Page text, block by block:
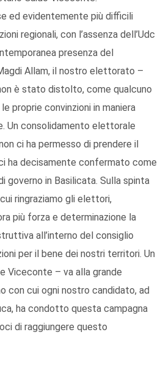
ed evidentemente più difficili
regionali, con l’assenza dell’Udc
presenza del
Allam, il nostro elettorato –
è stato distolto, come qualcuno
proprie convinzioni in maniera
Un consolidamento elettorale
ci ha permesso di prendere il
ha decisamente confermato come
governo in Basilicata. Sulla spinta
ringraziamo gli elettori,
più forza e determinazione la
all’interno del consiglio
per il bene dei nostri territori. Un
Viceconte – va alla grande
con cui ogni nostro candidato, ad
ha condotto questa campagna
di raggiungere questo